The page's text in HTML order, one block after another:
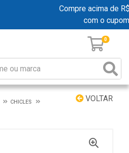
Compre acima de
com o
0
VOLTAR
CHICLES